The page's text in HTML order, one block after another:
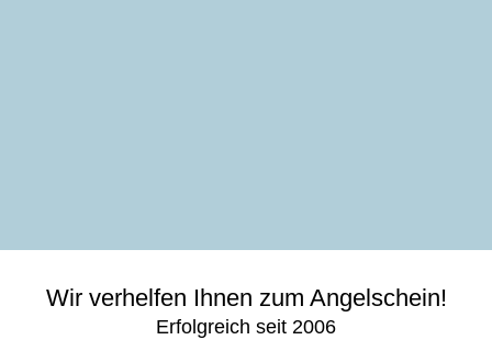
Wir verhelfen Ihnen zum Angelschein!
Erfolgreich seit 2006